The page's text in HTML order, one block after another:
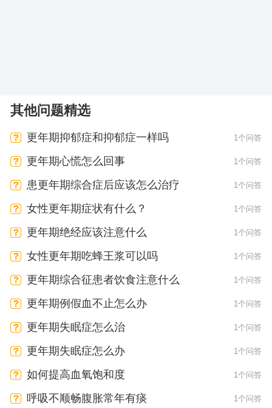
其他问题精选
更年期抑郁症和抑郁症一样吗 1个问答
更年期心慌怎么回事 1个问答
患更年期综合症后应该怎么治疗 1个问答
女性更年期症状有什么？ 1个问答
更年期绝经应该注意什么 1个问答
女性更年期吃蜂王浆可以吗 1个问答
更年期综合征患者饮食注意什么 1个问答
更年期例假血不止怎么办 1个问答
更年期失眠症怎么治 1个问答
更年期失眠症怎么办 1个问答
如何提高血氧饱和度 1个问答
呼吸不顺畅腹胀常年有痰 1个问答